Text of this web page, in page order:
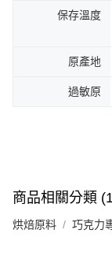
保存溫度
原產地
過敏原
商品相關分類
烘焙原料 巧克力